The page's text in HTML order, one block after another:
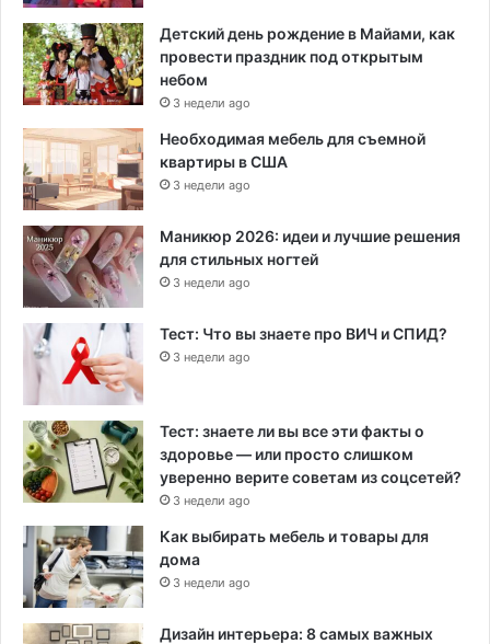
Детский день рождение в Майами, как
провести праздник под открытым
небом
3 недели ago
Необходимая мебель для съемной
квартиры в США
3 недели ago
Маникюр 2026: идеи и лучшие решения
для стильных ногтей
3 недели ago
Тест: Что вы знаете про ВИЧ и СПИД?
3 недели ago
Тест: знаете ли вы все эти факты о
здоровье — или просто слишком
уверенно верите советам из соцсетей?
3 недели ago
Как выбирать мебель и товары для
дома
3 недели ago
Дизайн интерьера: 8 самых важных